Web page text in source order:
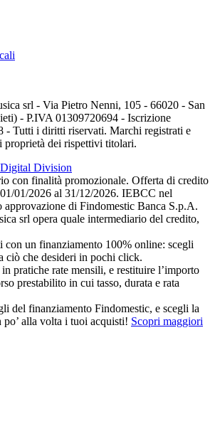
srl - Via Pietro Nenni, 105 - 66020 - San
- P.IVA 01309720694 - Iscrizione
Tutti i diritti riservati. Marchi registrati e
proprietà dei rispettivi titolari.
Division
con finalità promozionale. Offerta di credito
01/2026 al 31/12/2026. IEBCC nel
approvazione di Findomestic Banca S.p.A.
srl opera quale intermediario del credito,
con un finanziamento 100% online: scegli
ciò che desideri in pochi click.
pratiche rate mensili, e restituire l’importo
prestabilito in cui tasso, durata e rata
del finanziamento Findomestic, e scegli la
alla volta i tuoi acquisti! Scopri maggiori